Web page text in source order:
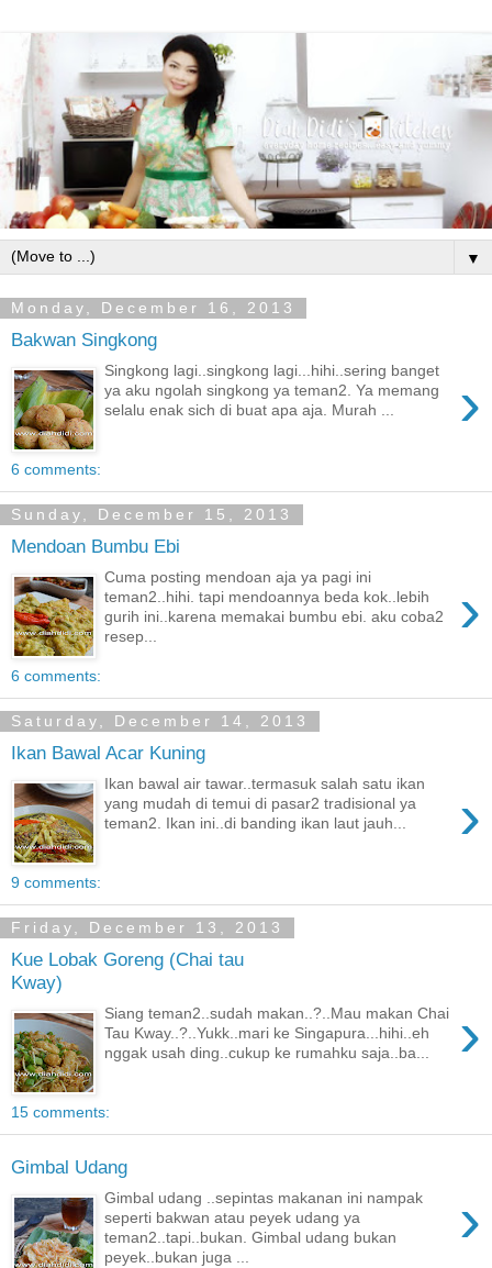
▼
Monday, December 16, 2013
Bakwan Singkong
›
Singkong lagi..singkong lagi...hihi..sering banget
ya aku ngolah singkong ya teman2. Ya memang
selalu enak sich di buat apa aja. Murah ...
6 comments:
Sunday, December 15, 2013
Mendoan Bumbu Ebi
›
Cuma posting mendoan aja ya pagi ini
teman2..hihi. tapi mendoannya beda kok..lebih
gurih ini..karena memakai bumbu ebi. aku coba2
resep...
6 comments:
Saturday, December 14, 2013
Ikan Bawal Acar Kuning
›
Ikan bawal air tawar..termasuk salah satu ikan
yang mudah di temui di pasar2 tradisional ya
teman2. Ikan ini..di banding ikan laut jauh...
9 comments:
Friday, December 13, 2013
Kue Lobak Goreng (Chai tau
Kway)
›
Siang teman2..sudah makan..?..Mau makan Chai
Tau Kway..?..Yukk..mari ke Singapura...hihi..eh
nggak usah ding..cukup ke rumahku saja..ba...
15 comments:
Gimbal Udang
›
Gimbal udang ..sepintas makanan ini nampak
seperti bakwan atau peyek udang ya
teman2..tapi..bukan. Gimbal udang bukan
peyek..bukan juga ...